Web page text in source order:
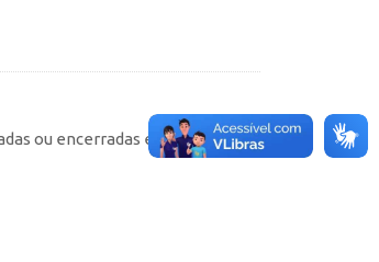
ou encerradas em cada